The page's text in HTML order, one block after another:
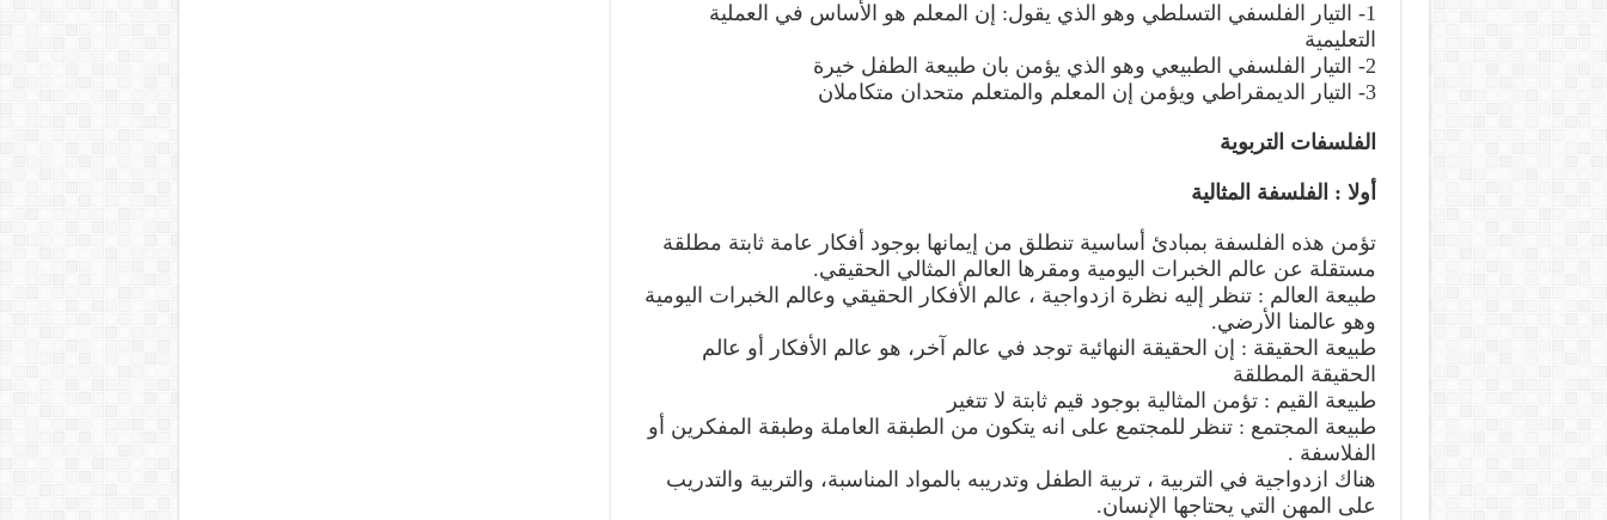
1- التيار الفلسفي التسلطي وهو الذي يقول: إن المعلم هو الأساس في العملية
التعليمية
2- التيار الفلسفي الطبيعي وهو الذي يؤمن بان طبيعة الطفل خيرة
3- التيار الديمقراطي ويؤمن إن المعلم والمتعلم متحدان متكاملان
الفلسفات التربوية
أولا : الفلسفة المثالية
تؤمن هذه الفلسفة بمبادئ أساسية تنطلق من إيمانها بوجود أفكار عامة ثابتة مطلقة
مستقلة عن عالم الخبرات اليومية ومقرها العالم المثالي الحقيقي.
طبيعة العالم : تنظر إليه نظرة ازدواجية ، عالم الأفكار الحقيقي وعالم الخبرات اليومية
وهو عالمنا الأرضي.
طبيعة الحقيقة : إن الحقيقة النهائية توجد في عالم آخر، هو عالم الأفكار أو عالم
الحقيقة المطلقة
طبيعة القيم : تؤمن المثالية بوجود قيم ثابتة لا تتغير
طبيعة المجتمع : تنظر للمجتمع على انه يتكون من الطبقة العاملة وطبقة المفكرين أو
الفلاسفة .
هناك ازدواجية في التربية ، تربية الطفل وتدريبه بالمواد المناسبة، والتربية والتدريب
على المهن التي يحتاجها الإنسان.